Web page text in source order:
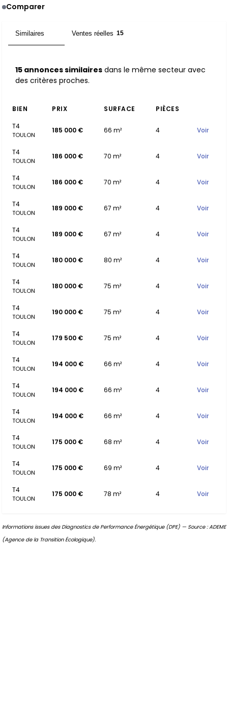
Comparer
Similaires Ventes réelles 15
15 annonces similaires dans le même secteur avec
des critères proches.
BIEN PRIX SURFACE
PIÈCES
T4
TOULON
185 000 € 66 m² 4 Voir
T4
TOULON
186 000 € 70 m² 4 Voir
T4
TOULON
186 000 € 70 m² 4 Voir
T4
TOULON
189 000 € 67 m² 4 Voir
T4
TOULON
189 000 € 67 m² 4 Voir
T4
TOULON
180 000 € 80 m² 4 Voir
T4
TOULON
180 000 € 75 m² 4 Voir
T4
TOULON
190 000 € 75 m² 4 Voir
T4
TOULON
179 500 € 75 m² 4 Voir
T4
TOULON
194 000 € 66 m² 4 Voir
T4
TOULON
194 000 € 66 m² 4 Voir
T4
TOULON
194 000 € 66 m² 4 Voir
T4
TOULON
175 000 € 68 m² 4 Voir
T4
TOULON
175 000 € 69 m² 4 Voir
T4
TOULON
175 000 € 78 m² 4 Voir
Informations issues des Diagnostics de Performance Énergétique (DPE) — Source : ADEME
(Agence de la Transition Écologique).